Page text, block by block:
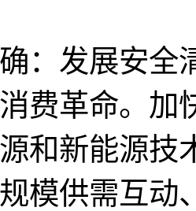
发展安全
费革命。加
和新能源技
模供需互动